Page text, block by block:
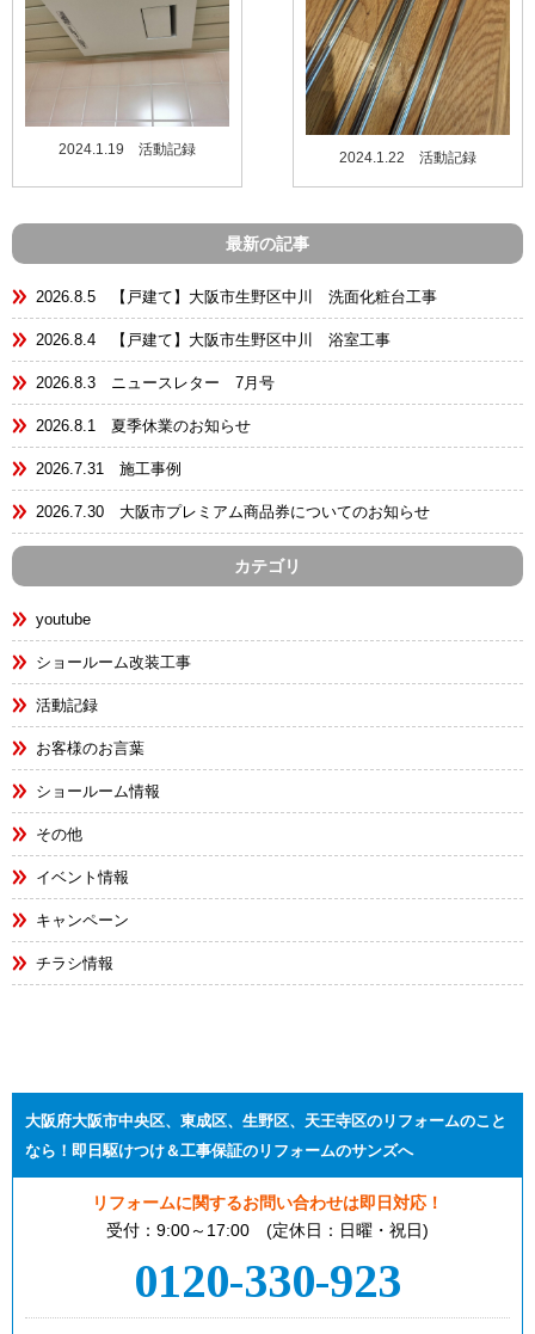
2024.1.19 活動記録 2024.1.22 活動記録
最新の記事
2026.8.5 【戸建て】大阪市生野区中川 洗面化粧台工事
2026.8.4 【戸建て】大阪市生野区中川 浴室工事
2026.8.3 ニュースレター 7月号
2026.8.1 夏季休業のお知らせ
2026.7.31 施工事例
2026.7.30 大阪市プレミアム商品券についてのお知らせ
カテゴリ
youtube
ショールーム改装工事
活動記録
お客様のお言葉
ショールーム情報
その他
イベント情報
キャンペーン
チラシ情報
大阪府大阪市中央区、東成区、生野区、天王寺区のリフォームのこと
なら！即日駆けつけ＆工事保証のリフォームのサンズへ
リフォームに関するお問い合わせは即日対応！
受付：9:00～17:00 (定休日：日曜・祝日)
0120-330-923